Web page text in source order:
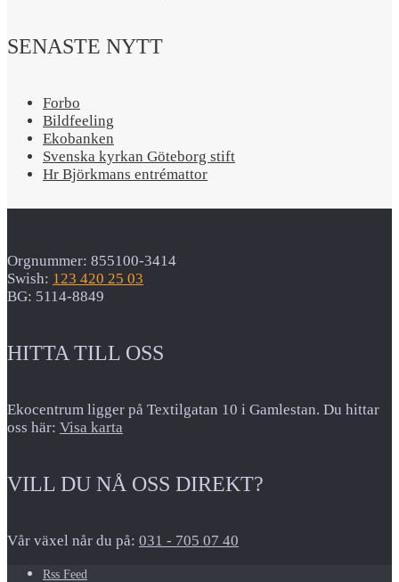
SENASTE NYTT
Forbo
Bildfeeling
Ekobanken
Svenska kyrkan Göteborg stift
Hr Björkmans entrémattor
Orgnummer: 855100-3414
Swish: 123 420 25 03
BG: 5114-8849
HITTA TILL OSS
Ekocentrum ligger på Textilgatan 10 i Gamlestan. Du hittar
oss här: Visa karta
VILL DU NÅ OSS DIREKT?
Vår växel når du på: 031 - 705 07 40
Rss Feed